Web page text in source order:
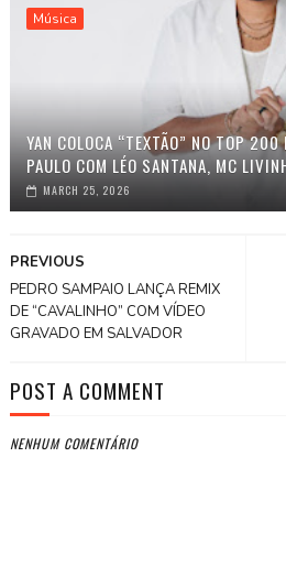
Música
YAN COLOCA “TEXTÃO” NO TOP 200
PAULO COM LÉO SANTANA, MC
MARCH 25, 2026
PREVIOUS
PEDRO SAMPAIO LANÇA REMIX
DE “CAVALINHO” COM VÍDEO
GRAVADO EM SALVADOR
POST A COMMENT
NENHUM COMENTÁRIO